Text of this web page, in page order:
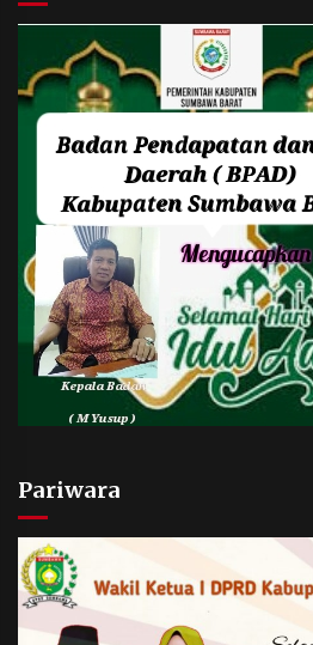
Pariwara